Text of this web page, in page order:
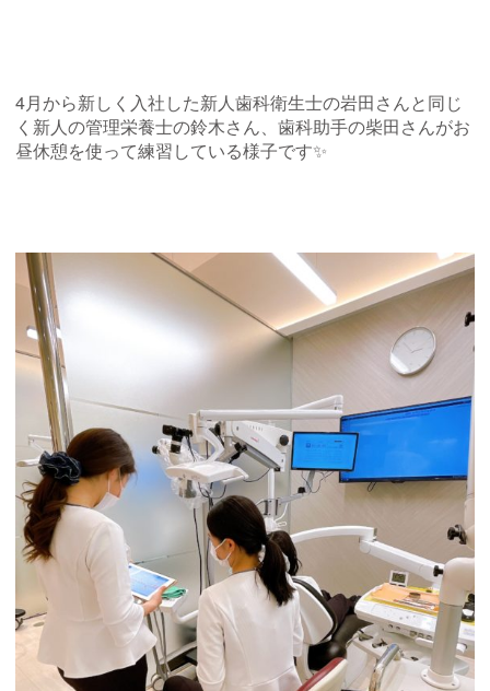
4月から新しく入社した新人歯科衛生士の岩田さんと同じ
く新人の管理栄養士の鈴木さん、歯科助手の柴田さんがお
昼休憩を使って練習している様子です✨